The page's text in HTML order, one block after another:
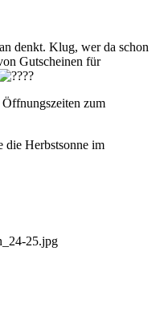
denkt. Klug, wer da schon
Gutscheinen für
zum
die Herbstsonne im